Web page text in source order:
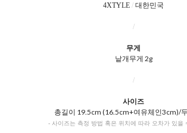
4XTYLE / 대한민국
/
무게
낱개무게 2g
/
사이즈
총길이 19.5cm (16.5cm+여유체인3cm)/
- 사이즈는 측정 방법 혹은 위치에 따라 오차가 있을